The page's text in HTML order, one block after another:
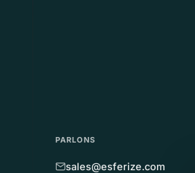
PARLONS
sales@esferize.com